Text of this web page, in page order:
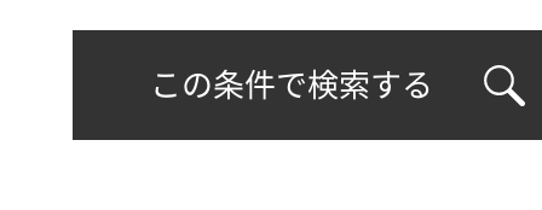
この条件で検索する